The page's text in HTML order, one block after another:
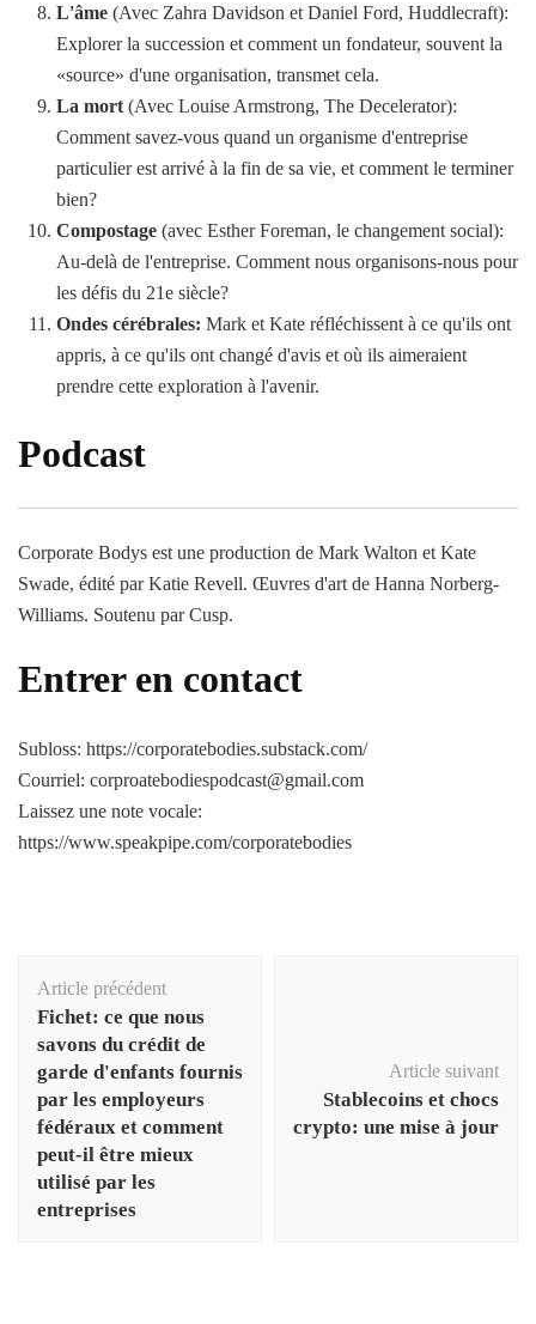
L'âme (Avec Zahra Davidson et Daniel Ford, Huddlecraft):
Explorer la succession et comment un fondateur, souvent la
«source» d'une organisation, transmet cela.
La mort (Avec Louise Armstrong, The Decelerator):
Comment savez-vous quand un organisme d'entreprise
particulier est arrivé à la fin de sa vie, et comment le terminer
bien?
Compostage (avec Esther Foreman, le changement social):
Au-delà de l'entreprise. Comment nous organisons-nous pour
les défis du 21e siècle?
Ondes cérébrales: Mark et Kate réfléchissent à ce qu'ils ont
appris, à ce qu'ils ont changé d'avis et où ils aimeraient
prendre cette exploration à l'avenir.
Podcast
Corporate Bodys est une production de Mark Walton et Kate
Swade, édité par Katie Revell. Œuvres d'art de Hanna Norberg-
Williams. Soutenu par Cusp.
Entrer en contact
Subloss: https://corporatebodies.substack.com/
Courriel: corproatebodiespodcast@gmail.com
Laissez une note vocale:
https://www.speakpipe.com/corporatebodies
d'article
Article précédent
Fichet: ce que nous
savons du crédit de
garde d'enfants fournis
par les employeurs
fédéraux et comment
peut-il être mieux
utilisé par les
entreprises
Article suivant
Stablecoins et chocs
crypto: une mise à jour